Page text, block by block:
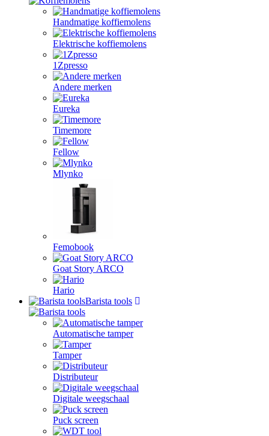
Handmatige koffiemolens
Elektrische koffiemolens
1Zpresso
Andere merken
Eureka
Timemore
Fellow
Mlynko
Femobook
Goat Story ARCO
Hario
Barista tools
Automatische tamper
Tamper
Distributeur
Digitale weegschaal
Puck screen